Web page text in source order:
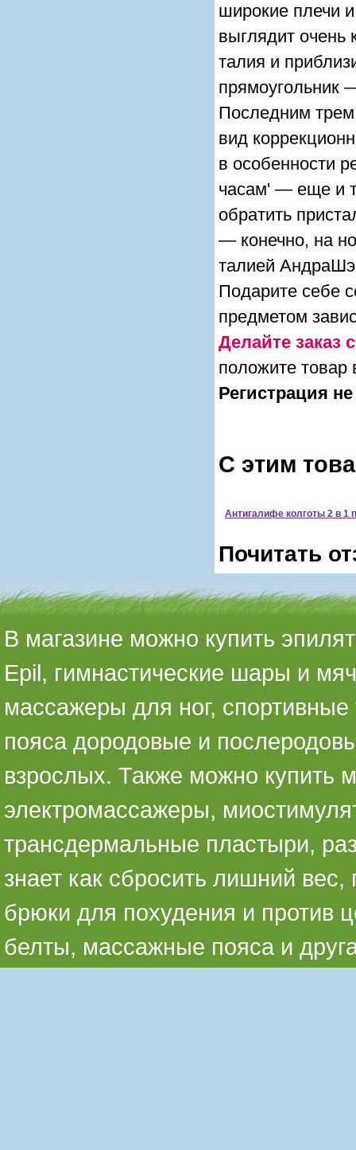
широкие плечи
выглядит
талия и
прямоугольник
Последним трем
вид
в особенности
часам' — еще и
обратить
— конечно, на
талией
Подарите себе
предметом
Делайте заказ
положите товар
Регистрация
С этим
Антигалифе колготы 2 в 1
Почитать
В магазине можно купить
Epil, гимнастические шары и
массажеры для ног,
пояса дородовые и
взрослых. Также можно купить
электромассажеры,
трансдермальные пластыри,
знает как сбросить лишний
брюки для похудения и против
белты, массажные пояса и